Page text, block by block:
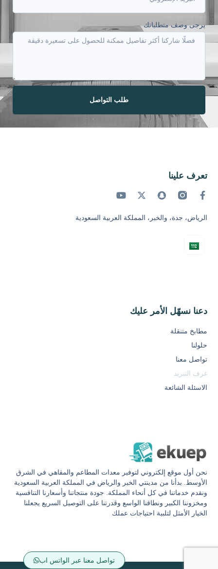
يرجى وصف متطلباتك
طلب التواصل
نحن أول موقع إلكتروني لتوفير معدات المطاعم والمقاهي في الشرق
الأوسط. بدأنا من مدينتي الخبر والرياض في المملكة العربية السعودية
ونقدم خدماتنا في كل أنحاء المملكة. جودة منتجاتنا وأسعارنا التنافسية
ومخزوننا الكبير ونطاقنا الواسع وقدرتنا على التوصيل السريع يجعلنا
الخيار الأمثل لتلبية احتياجات عملك
تواصل معنا عبر الواتس اب
دعنا نسهّل الأمر عليك
مطابخ متنقلة
حلولنا
تواصل معنا
غرف التبريد
الاسئلة الشائعة
تعرف علينا
الرياض، جدة، والخبر، المملكة العربية السعودية